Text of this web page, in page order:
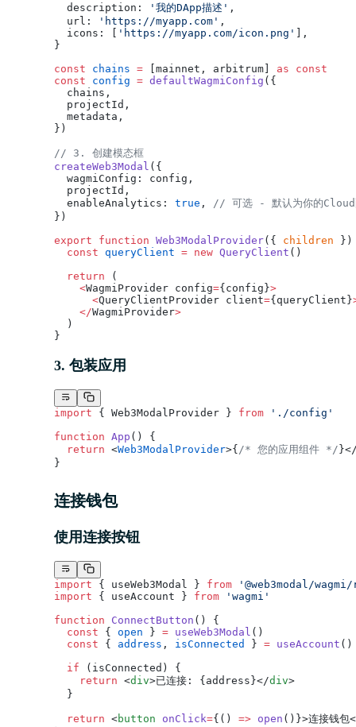
  description:
'我的DApp描述' ,
  url:
'https://myapp.com' ,
  icons: [
'https://myapp.com/icon.png' ],
}
const chains = [mainnet, arbitrum] as const
const config = defaultWagmiConfig ({
  chains,
  projectId,
  metadata,
})
// 3. 创建模态框
createWeb3Modal ({
  wagmiConfig: config,
  projectId,
  enableAnalytics:
true ,
// 可选 - 默认为你的Cloud
})
export function Web3ModalProvider({ children })
  const
queryClient = new QueryClient ()
  return
(
    <
WagmiProvider config={config}>
      <
QueryClientProvider client={queryClient}
    </
WagmiProvider>
  )
}
3. 包装应用
import { Web3ModalProvider } from './config'
function App () {
  return
<Web3ModalProvider>{ /* 您的应用组件 */
}
连接钱包
使用连接按钮
import { useWeb3Modal } from '@web3modal/
import { useAccount } from 'wagmi'
function ConnectButton () {
  const
{ open } = useWeb3Modal ()
  const
{ address , isConnected } = useAccount ()
  if
(isConnected) {
    return
<div>已连接: {address}</div>
  }
  return
<button onClick={() => open ()}>连接钱包